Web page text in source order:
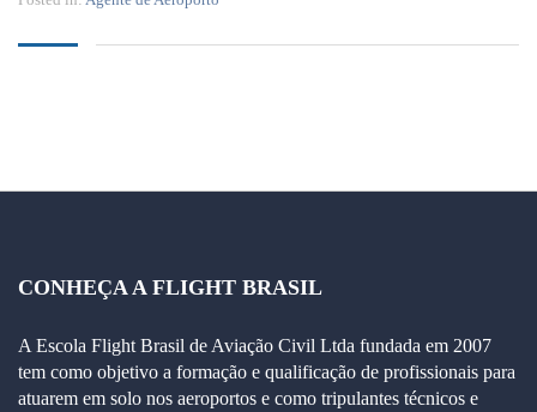
CONHEÇA A FLIGHT BRASIL
A Escola Flight Brasil de Aviação Civil Ltda fundada em 2007
tem como objetivo a formação e qualificação de profissionais para
atuarem em solo nos aeroportos e como tripulantes técnicos e